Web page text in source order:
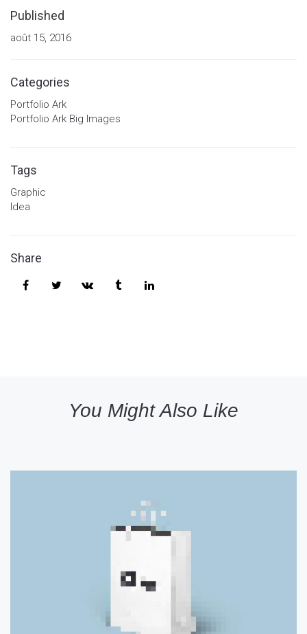
Published
août 15, 2016
Categories
Portfolio Ark
Portfolio Ark Big Images
Tags
Graphic
Idea
Share
You Might Also Like